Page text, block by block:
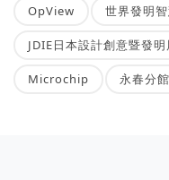
OpView 世界發明
JDIE日本設計創意暨發明
Microchip 永春分館